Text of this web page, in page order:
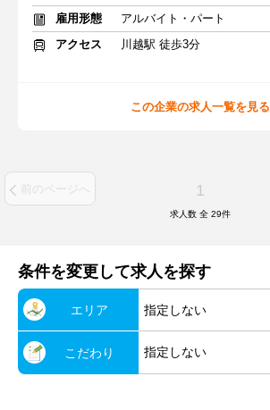
雇用形態
アルバイト・パート
アクセス
川越駅 徒歩3分
この企業の求人一覧を見る
前のページへ 1
求人数 全 29件
条件を変更して求人を探す
エリア 指定しない
こだわり 指定しない